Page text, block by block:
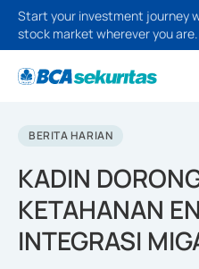
Start your investment journey
stock market wherever you are.
BERITA HARIAN
KADIN
KETAHANAN
INTEGRASI